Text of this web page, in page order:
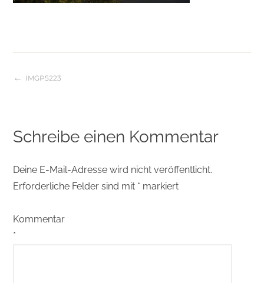
Beitragsnavigation
IMGP5223
Schreibe einen Kommentar
Deine E-Mail-Adresse wird nicht veröffentlicht.
Erforderliche Felder sind mit * markiert
Kommentar
*